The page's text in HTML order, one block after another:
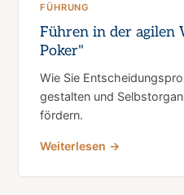
FÜHRUNG
Führen in der agilen
Poker"
Wie Sie
gestalten und
fördern.
Weiterlesen →